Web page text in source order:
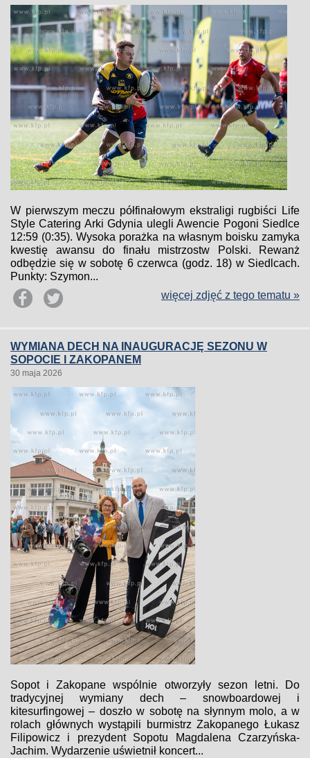
W pierwszym meczu półfinałowym ekstraligi rugbiści Life
Style Catering Arki Gdynia ulegli Awencie Pogoni Siedlce
12:59 (0:35). Wysoka porażka na własnym boisku zamyka
kwestię awansu do finału mistrzostw Polski. Rewanż
odbędzie się w sobotę 6 czerwca (godz. 18) w Siedlcach.
Punkty: Szymon...
więcej zdjęć z tego tematu »
WYMIANA DECH NA INAUGURACJĘ SEZONU W
SOPOCIE I ZAKOPANEM
30 maja 2026
Sopot i Zakopane wspólnie otworzyły sezon letni. Do
tradycyjnej wymiany dech – snowboardowej i
kitesurfingowej – doszło w sobotę na słynnym molo, a w
rolach głównych wystąpili burmistrz Zakopanego Łukasz
Filipowicz i prezydent Sopotu Magdalena Czarzyńska-
Jachim. Wydarzenie uświetnił koncert...